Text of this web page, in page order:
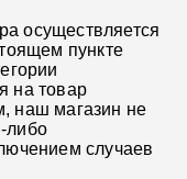
осуществляется
пункте
на товар
наш магазин не
либо
случаев